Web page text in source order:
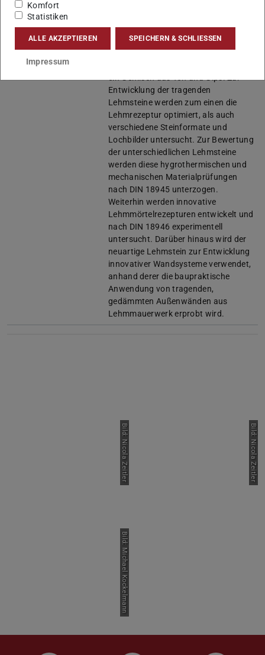
neuen Produkteigenschaften
hergestellt werden können. Als
Rohstoff für die Leichtgranulate dient
Entwicklung der tragenden
Lehmsteine werden zum einen die
Lehmrezeptur optimiert, als auch
verschiedene Steinformate und
Lochbilder untersucht. Zur Bewertung
der unterschiedlichen Lehmsteine
werden diese hygrothermischen und
mechanischen Materialprüfungen
nach DIN 18945 unterzogen.
Weiterhin werden innovative
Lehmmörtelrezepturen entwickelt und
nach DIN 18946 experimentell
untersucht. Darüber hinaus wird der
neuartige Lehmstein zur Entwicklung
innovativer Wandsysteme verwendet,
anhand derer die baupraktische
Anwendung von tragenden,
gedämmten Außenwänden aus
Lehmmauerwerk erprobt wird.
Bild: Nicola Zeitler Bild: Nicola Zeitler
Bild: Michael Kockelmann
Komfort
Statistiken
ALLE AKZEPTIEREN SPEICHERN & SCHLIESSEN
Impressum